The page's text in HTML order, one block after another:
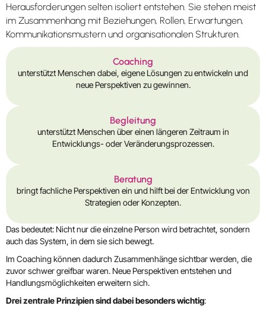
Herausforderungen selten isoliert entstehen. Sie stehen meist
im Zusammenhang mit Beziehungen, Rollen, Erwartungen,
Kommunikationsmustern und organisationalen Strukturen.
Coaching
unterstützt Menschen dabei, eigene Lösungen zu entwickeln und
neue Perspektiven zu gewinnen.
Begleitung
unterstützt Menschen über einen längeren Zeitraum in
Entwicklungs- oder Veränderungsprozessen.
Beratung
bringt fachliche Perspektiven ein und hilft bei der Entwicklung von
Strategien oder Konzepten.
Das bedeutet: Nicht nur die einzelne Person wird betrachtet, sondern
auch das System, in dem sie sich bewegt.
Im Coaching können dadurch Zusammenhänge sichtbar werden, die
zuvor schwer greifbar waren. Neue Perspektiven entstehen und
Handlungsmöglichkeiten erweitern sich.
Drei zentrale Prinzipien sind dabei besonders wichtig: